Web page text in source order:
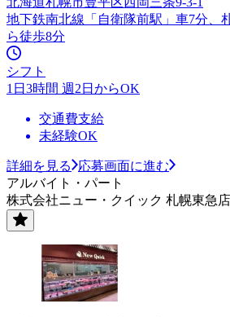
地下鉄南北線「自衛隊前駅」車7分、
ら徒歩8分
シフト
1日3時間 週2日からOK
交通費支給
未経験OK
詳細を見る
応募画面に進む
アルバイト・パート
株式会社ニュー・クイック 札幌東急